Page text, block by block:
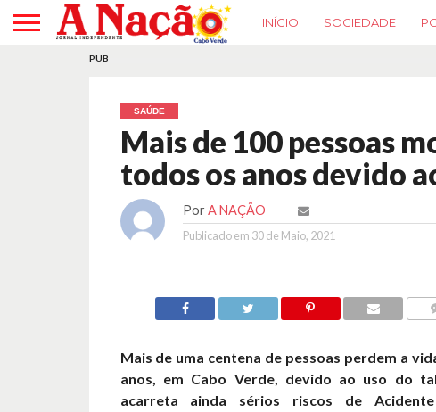
INÍCIO SOCIEDADE
PUB
SAÚDE
Mais de 100 pessoas
todos os anos devido
Por A NAÇÃO
Publicado em 30 de Maio, 2021
Mais de uma centena de pessoas perdem a
anos, em Cabo Verde, devido ao uso do
acarreta ainda sérios riscos de Acidente